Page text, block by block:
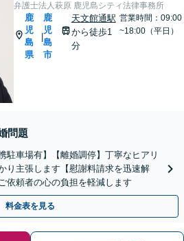
弁護士法人萩原 鹿児島シティ法律事務所
鹿
児
島
県
|
鹿
児
島
市
天文館通駅
から徒歩1
分
営業時間：09:00
~18:00（平日）
問題
駐車場有】【離婚調停】丁寧なヒアリ
り主張します【慰謝料請求を迅速解
依頼者の心の負担を軽減します
料金表を見る